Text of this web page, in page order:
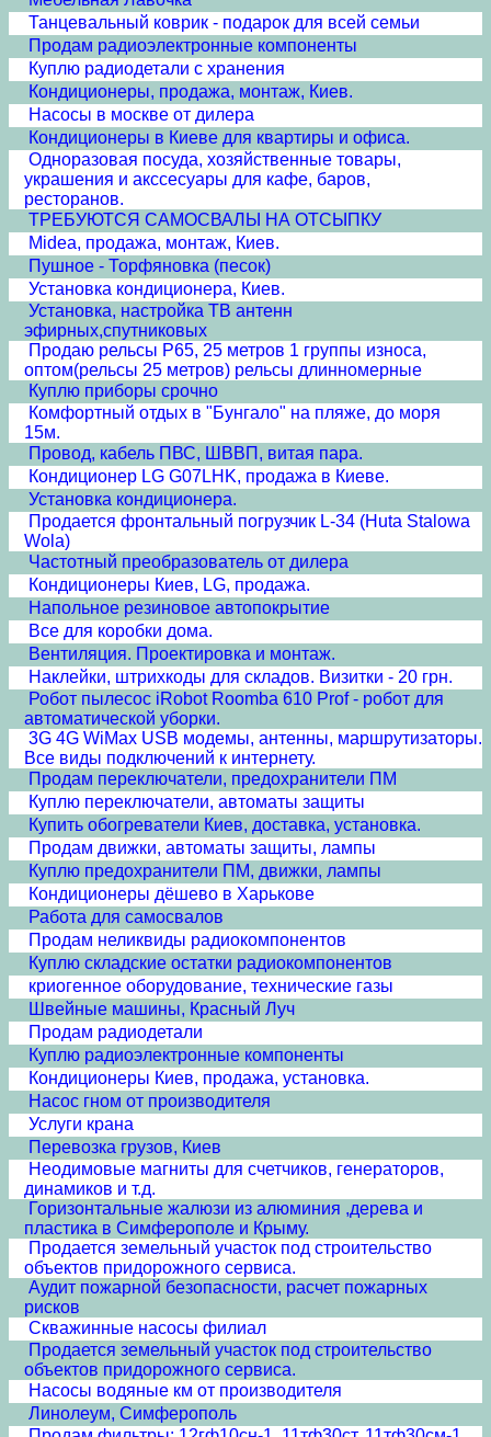
Танцевальный коврик - подарок для всей семьи
Продам радиоэлектронные компоненты
Куплю радиодетали с хранения
Кондиционеры, продажа, монтаж, Киев.
Насосы в москве от дилера
Кондиционеры в Киеве для квартиры и офиса.
Одноразовая посуда, хозяйственные товары,
украшения и акссесуары для кафе, баров,
ресторанов.
ТРЕБУЮТСЯ САМОСВАЛЫ НА ОТСЫПКУ
Midea, продажа, монтаж, Киев.
Пушное - Торфяновка (песок)
Установка кондиционера, Киев.
Установка, настройка ТВ антенн
эфирных,спутниковых
Продаю рельсы Р65, 25 метров 1 группы износа,
оптом(рельсы 25 метров) рельсы длинномерные
Куплю приборы срочно
Комфортный отдых в "Бунгало" на пляже, до моря
15м.
Провод, кабель ПВС, ШВВП, витая пара.
Кондиционер LG G07LHK, продажа в Киеве.
Установка кондиционера.
Продается фронтальный погрузчик L-34 (Huta Stalowa
Wola)
Частотный преобразователь от дилера
Кондиционеры Киев, LG, продажа.
Напольное резиновое автопокрытие
Все для коробки дома.
Вентиляция. Проектировка и монтаж.
Наклейки, штрихкоды для складов. Визитки - 20 грн.
Робот пылесос iRobot Roomba 610 Prof - робот для
автоматической уборки.
3G 4G WiMax USB модемы, антенны, маршрутизаторы.
Все виды подключений к интернету.
Продам переключатели, предохранители ПМ
Куплю переключатели, автоматы защиты
Купить обогреватели Киев, доставка, установка.
Продам движки, автоматы защиты, лампы
Куплю предохранители ПМ, движки, лампы
Кондиционеры дёшево в Харькове
Работа для самосвалов
Продам неликвиды радиокомпонентов
Куплю складские остатки радиокомпонентов
криогенное оборудование, технические газы
Швейные машины, Красный Луч
Продам радиодетали
Куплю радиоэлектронные компоненты
Кондиционеры Киев, продажа, установка.
Насос гном от производителя
Услуги крана
Перевозка грузов, Киев
Неодимовые магниты для счетчиков, генераторов,
динамиков и т.д.
Горизонтальные жалюзи из алюминия ,дерева и
пластика в Симферополе и Крыму.
Продается земельный участок под строительство
объектов придорожного сервиса.
Аудит пожарной безопасности, расчет пожарных
рисков
Скважинные насосы филиал
Продается земельный участок под строительство
объектов придорожного сервиса.
Насосы водяные км от производителя
Линолеум, Симферополь